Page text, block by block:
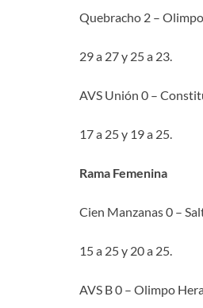
Quebracho 2 –
29 a 27 y 25 a 23.
AVS Unión 0 –
17 a 25 y 19 a 25.
Rama Femenina
Cien Manzanas 0 –
15 a 25 y 20 a 25.
AVS B 0 – Olimpo